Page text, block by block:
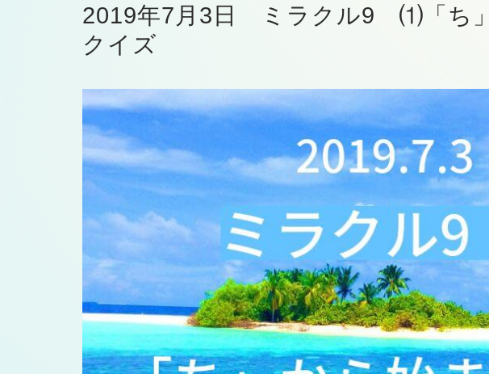
2019年7月3日 ミラクル9 ⑴「ち
クイズ